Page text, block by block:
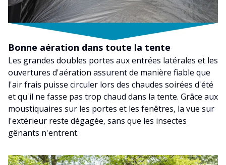
Bonne aération dans toute la tente
Les grandes doubles portes aux entrées latérales et les
ouvertures d'aération assurent de manière fiable que
l'air frais puisse circuler lors des chaudes soirées d'été
et qu'il ne fasse pas trop chaud dans la tente. Grâce aux
moustiquaires sur les portes et les fenêtres, la vue sur
l'extérieur reste dégagée, sans que les insectes
gênants n'entrent.